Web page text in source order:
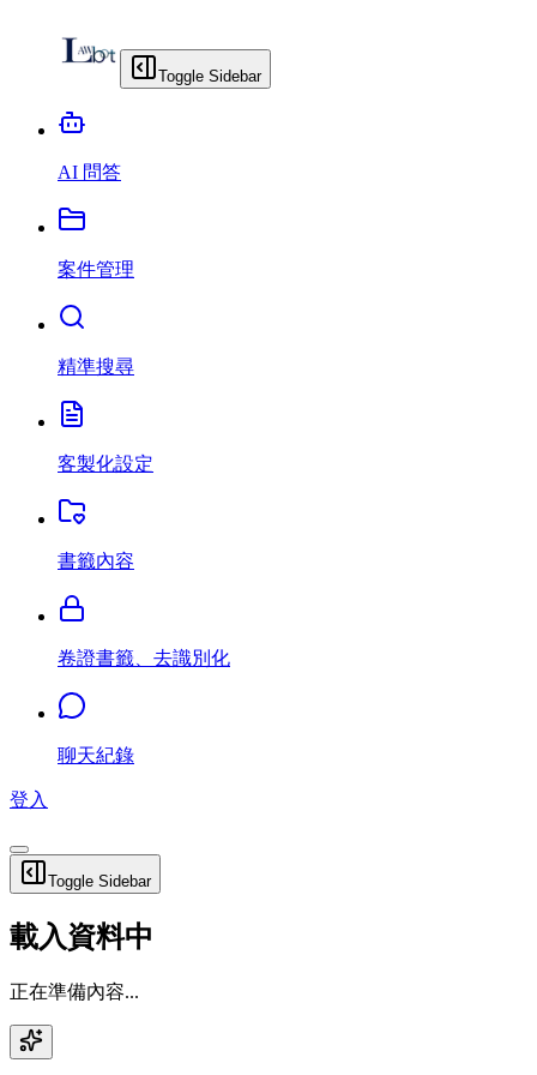
Toggle Sidebar
AI 問答
案件管理
精準搜尋
客製化設定
書籤內容
卷證書籤、去識別化
聊天紀錄
登入
Toggle Sidebar
載入資料中
正在準備內容...